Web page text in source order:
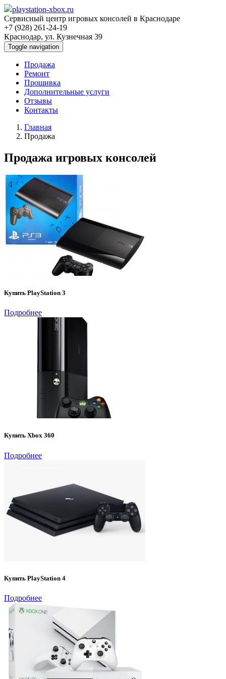
playstation-xbox.ru
Сервисный центр игровых консолей в Краснодаре
+7 (928) 261-24-19
Краснодар, ул. Кузнечная 39
Toggle navigation
Продажа
Ремонт
Прошивка
Дополнительные услуги
Отзывы
Контакты
Главная
Продажа
Продажа игровых консолей
Купить PlayStation 3
Подробнее
Купить Xbox 360
Подробнее
Купить PlayStation 4
Подробнее